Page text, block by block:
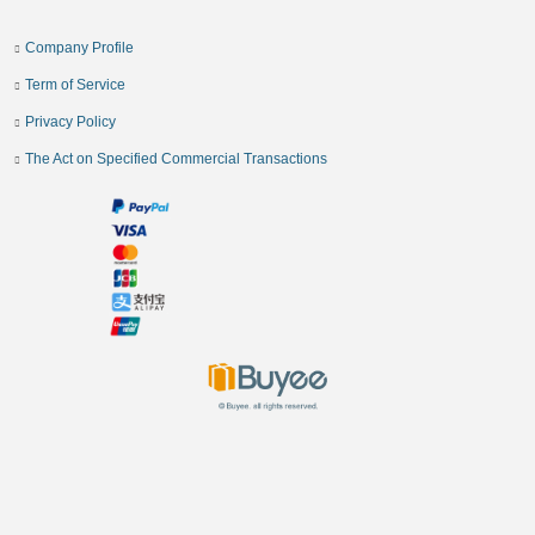
Company Profile
Term of Service
Privacy Policy
The Act on Specified Commercial Transactions